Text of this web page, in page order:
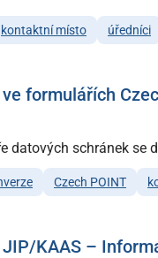
kontaktní místo úředníci
formulářích
datových schránek se
Czech POINT
KAAS –